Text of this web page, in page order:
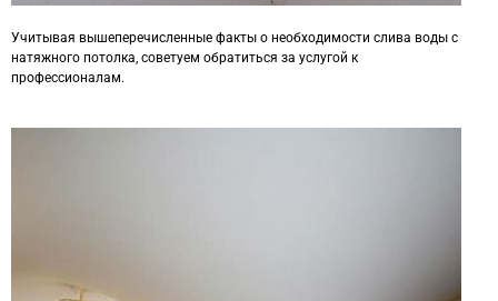
Учитывая вышеперечисленные факты о необходимости слива воды с
натяжного потолка, советуем обратиться за услугой к
профессионалам.